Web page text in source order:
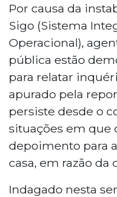
Por causa da
Sigo (Sistema
Operacional),
pública estão
para relatar
apurado pela
persiste desde o
situações em que
depoimento para
casa, em razão da
Indagado nesta